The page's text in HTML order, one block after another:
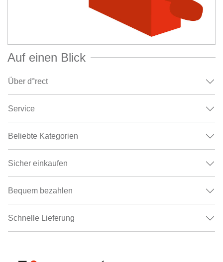
Auf einen Blick
Über d°rect
Service
Beliebte Kategorien
Sicher einkaufen
Bequem bezahlen
Schnelle Lieferung